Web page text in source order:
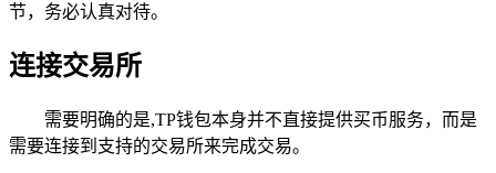
节，务必认真对待。
连接交易所
需要明确的是,TP钱包本身并不直接提供买币服务，而是
需要连接到支持的交易所来完成交易。